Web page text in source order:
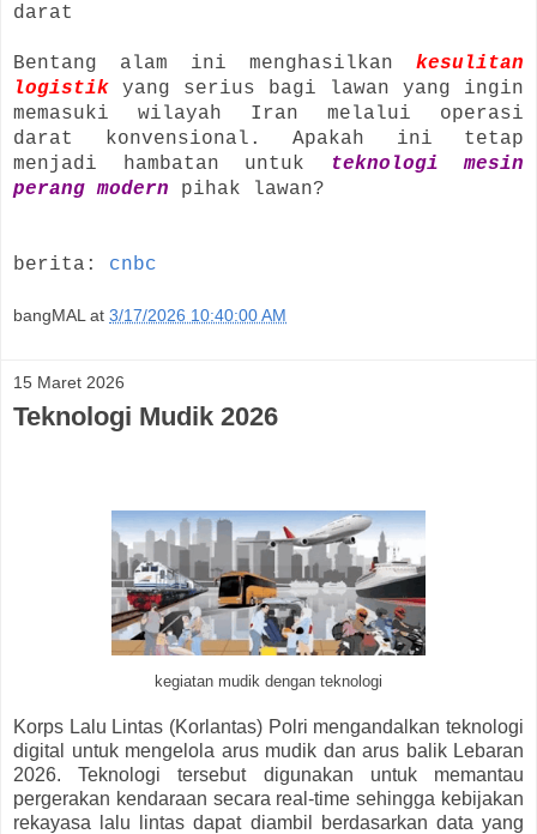
darat
Bentang alam ini menghasilkan kesulitan
logistik yang serius bagi lawan yang ingin
memasuki wilayah Iran melalui operasi
darat konvensional. Apakah ini tetap
menjadi hambatan untuk
teknologi mesin
perang modern pihak lawan?
berita: cnbc
bangMAL at 3/17/2026 10:40:00 AM
15 Maret 2026
Teknologi Mudik 2026
kegiatan mudik dengan teknologi
Korps Lalu Lintas (Korlantas) Polri mengandalkan teknologi
digital untuk mengelola arus mudik dan arus balik Lebaran
2026. Teknologi tersebut digunakan untuk memantau
pergerakan kendaraan secara real-time sehingga kebijakan
rekayasa lalu lintas dapat diambil berdasarkan data yang